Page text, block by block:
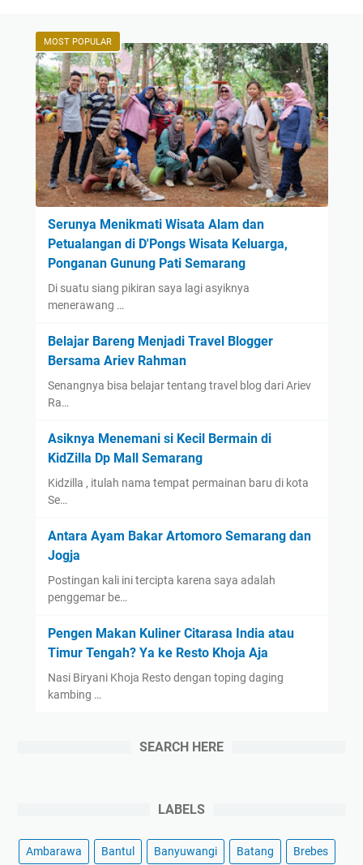
g
M
b
a
h
C
a
r
i
k
P
e
r
t
a
m
a
K
a
l
i
:
e
u
a
a
S
e
e
?
MOST POPULAR
Serunya Menikmati Wisata Alam dan
Petualangan di D'Pongs Wisata Keluarga,
Ponganan Gunung Pati Semarang
Di suatu siang pikiran saya lagi asyiknya
menerawang …
Belajar Bareng Menjadi Travel Blogger
Bersama Ariev Rahman
Senangnya bisa belajar tentang travel blog dari Ariev
Ra…
Asiknya Menemani si Kecil Bermain di
KidZilla Dp Mall Semarang
Kidzilla , itulah nama tempat permainan baru di kota
Se…
Antara Ayam Bakar Artomoro Semarang dan
Jogja
Postingan kali ini tercipta karena saya adalah
penggemar be…
Pengen Makan Kuliner Citarasa India atau
Timur Tengah? Ya ke Resto Khoja Aja
Nasi Biryani Khoja Resto dengan toping daging
kambing …
SEARCH HERE
LABELS
Ambarawa Bantul Banyuwangi Batang Brebes